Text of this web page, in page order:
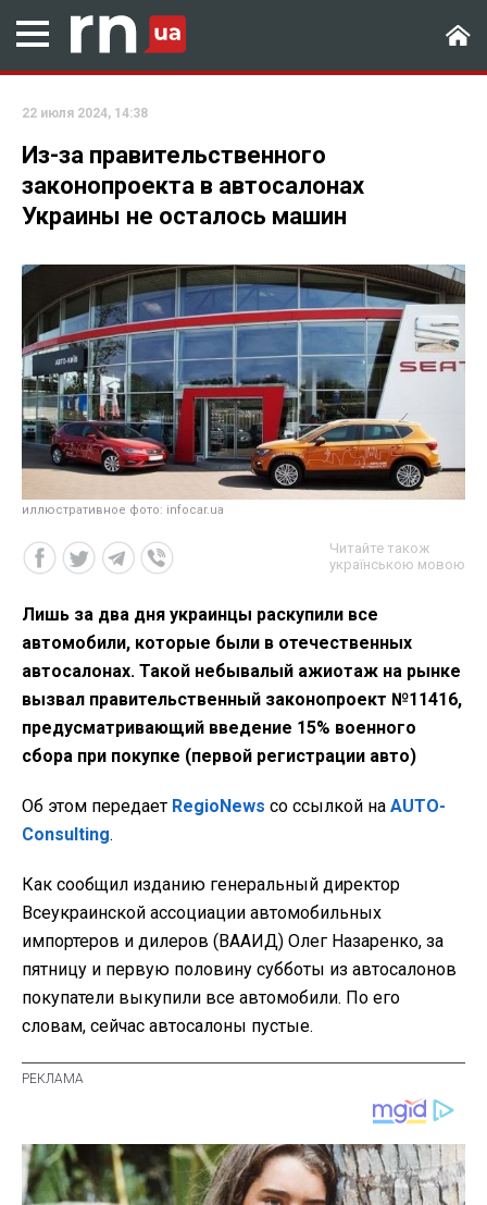
22 июля 2024, 14:38
Из-за правительственного
законопроекта в автосалонах
Украины не осталось машин
иллюстративное фото: infocar.ua
Читайте також
українською мовою
Лишь за два дня украинцы раскупили все
автомобили, которые были в отечественных
автосалонах. Такой небывалый ажиотаж на рынке
вызвал правительственный законопроект №11416,
предусматривающий введение 15% военного
сбора при покупке (первой регистрации авто)
Об этом передает RegioNews со ссылкой на AUTO-
Consulting.
Как сообщил изданию генеральный директор
Всеукраинской ассоциации автомобильных
импортеров и дилеров (ВААИД) Олег Назаренко, за
пятницу и первую половину субботы из автосалонов
покупатели выкупили все автомобили. По его
словам, сейчас автосалоны пустые.